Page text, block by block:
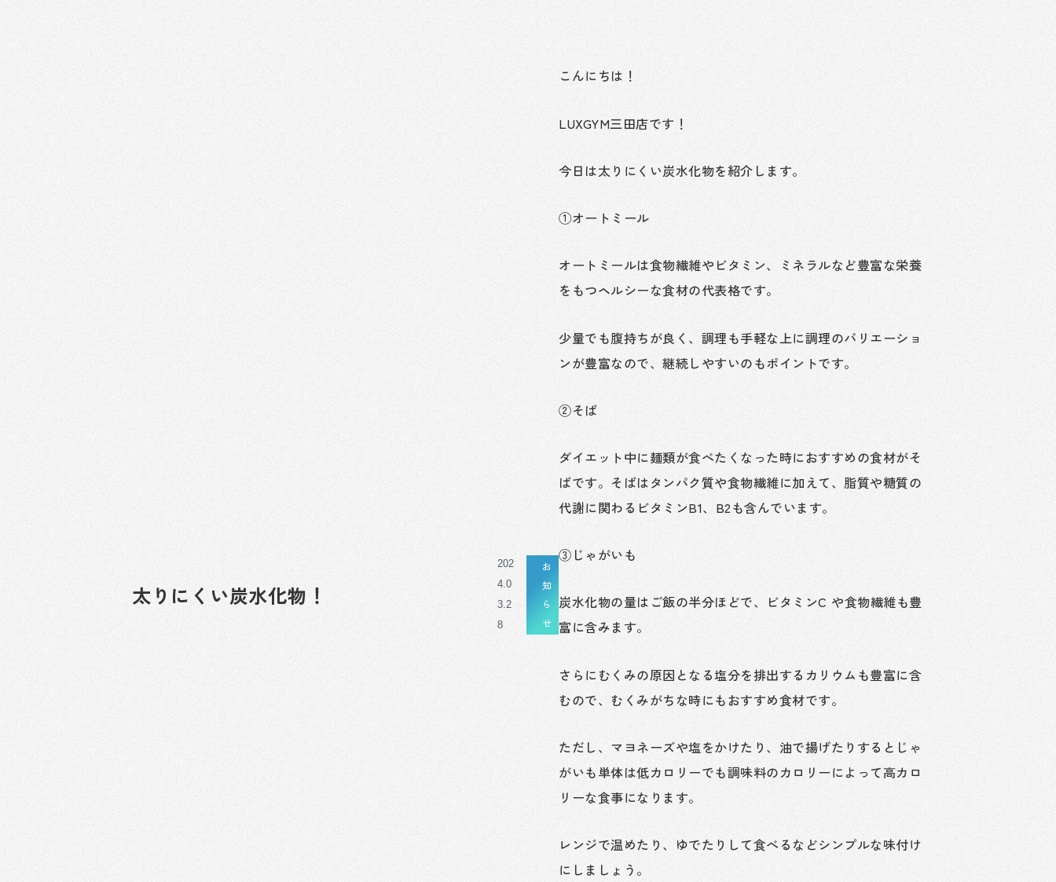
太りにくい炭水化物！
202
4.0
3.2
8
お
知
ら
せ
こんにちは！
LUXGYM三田店です！
今日は太りにくい炭水化物を紹介します。
①オートミール
オートミールは食物繊維やビタミン、ミネラルなど豊富な栄養
をもつヘルシーな食材の代表格です。
少量でも腹持ちが良く、調理も手軽な上に調理のバリエーショ
ンが豊富なので、継続しやすいのもポイントです。
②そば
ダイエット中に麺類が食べたくなった時におすすめの食材がそ
ばです。そばはタンパク質や食物繊維に加えて、脂質や糖質の
代謝に関わるビタミンB1、B2も含んでいます。
③じゃがいも
炭水化物の量はご飯の半分ほどで、ビタミンC や食物繊維も豊
富に含みます。
さらにむくみの原因となる塩分を排出するカリウムも豊富に含
むので、むくみがちな時にもおすすめ食材です。
ただし、マヨネーズや塩をかけたり、油で揚げたりするとじゃ
がいも単体は低カロリーでも調味料のカロリーによって高カロ
リーな食事になります。
レンジで温めたり、ゆでたりして食べるなどシンプルな味付け
にしましょう。